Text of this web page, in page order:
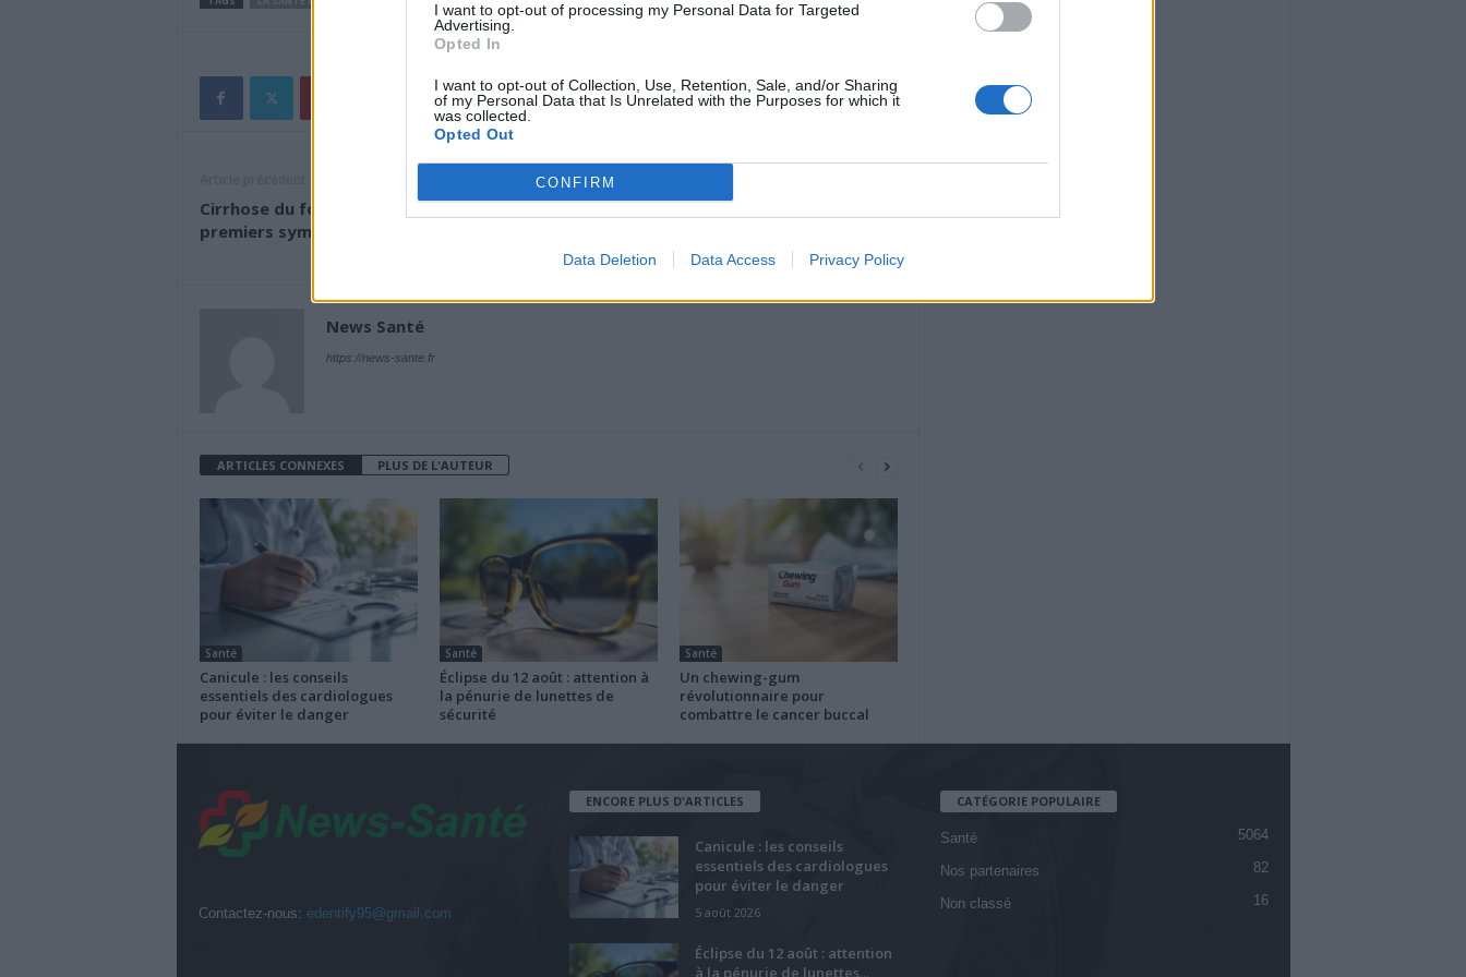
I want to opt-out of processing my Personal Data for Targeted
Advertising.
Opted In
I want to opt-out of Collection, Use, Retention, Sale, and/or Sharing
of my Personal Data that Is Unrelated with the Purposes for which it
was collected.
Opted Out
CONFIRM
Data Deletion Data Access Privacy Policy
Cirrhose du foie : quels sont les
premiers symptômes ?
Médicaments : le prix des génériques
News Santé
https://news-sante.fr
ARTICLES CONNEXES PLUS DE L'AUTEUR
Santé
Canicule : les conseils
essentiels des cardiologues
pour éviter le danger
Santé
Éclipse du 12 août : attention à
la pénurie de lunettes de
sécurité
Santé
Un chewing-gum
révolutionnaire pour
combattre le cancer buccal
Contactez-nous: edentify95@gmail.com
ENCORE PLUS D'ARTICLES
Canicule : les conseils
essentiels des cardiologues
pour éviter le danger
5 août 2026
Éclipse du 12 août : attention
à la pénurie de lunettes...
CATÉGORIE POPULAIRE
Santé 5064
Nos partenaires 82
Non classé 16